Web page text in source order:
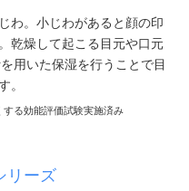
わ。小じわがあると顔の印
乾燥して起こる目元や口元
を用いた保湿を行うことで目
。
る効能評価試験実施済み
リーズ